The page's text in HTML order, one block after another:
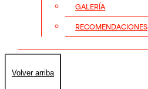
GALERÍA
RECOMENDACIONES
Volver arriba